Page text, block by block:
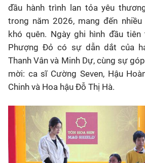
đầu hành trình lan tỏa yêu
trong năm 2026, mang đến
khó quên. Ngày ghi hình đầu tiên
Phượng Đỏ có sự dẫn dắt của
Thanh Vân và Minh Dự, cùng sự
mời: ca sĩ Cường Seven, Hậu
Chinh và Hoa hậu Đỗ Thị Hà.